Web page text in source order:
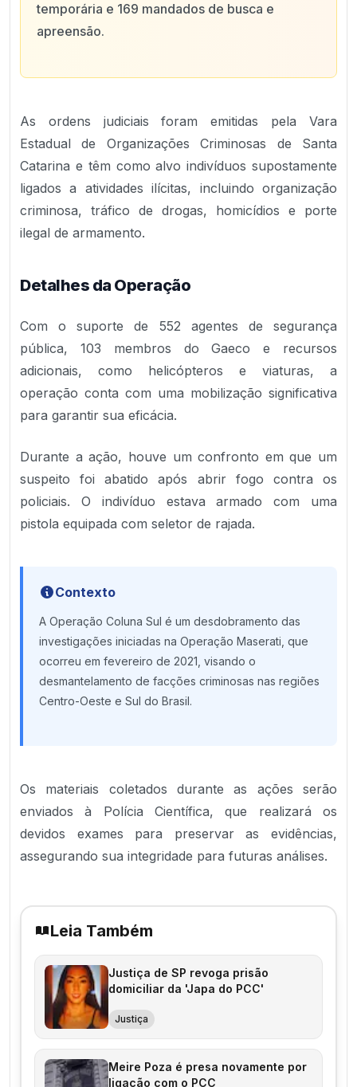
temporária e 169 mandados de busca e
apreensão.
As ordens judiciais foram emitidas pela Vara
Estadual de Organizações Criminosas de Santa
Catarina e têm como alvo indivíduos supostamente
ligados a atividades ilícitas, incluindo organização
criminosa, tráfico de drogas, homicídios e porte
ilegal de armamento.
Detalhes da Operação
Com o suporte de 552 agentes de segurança
pública, 103 membros do Gaeco e recursos
adicionais, como helicópteros e viaturas, a
operação conta com uma mobilização significativa
para garantir sua eficácia.
Durante a ação, houve um confronto em que um
suspeito foi abatido após abrir fogo contra os
policiais. O indivíduo estava armado com uma
pistola equipada com seletor de rajada.
Contexto
A Operação Coluna Sul é um desdobramento das
investigações iniciadas na Operação Maserati, que
ocorreu em fevereiro de 2021, visando o
desmantelamento de facções criminosas nas regiões
Centro-Oeste e Sul do Brasil.
Os materiais coletados durante as ações serão
enviados à Polícia Científica, que realizará os
devidos exames para preservar as evidências,
assegurando sua integridade para futuras análises.
Leia Também
Justiça de SP revoga prisão
domiciliar da 'Japa do PCC'
Justiça
Meire Poza é presa novamente por
ligação com o PCC